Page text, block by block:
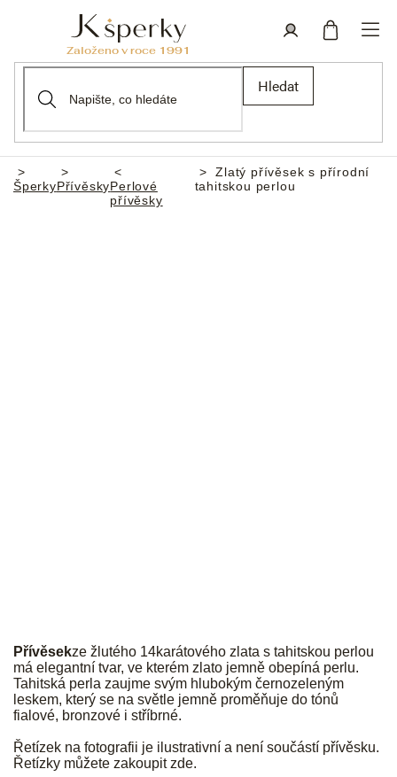
Hledat
Domů
ŠperkyPřívěskyPerlové
přívěsky
Zlatý přívěsek s přírodní
tahitskou perlou
Přívěsekze žlutého 14karátového zlata s tahitskou perlou
má elegantní tvar, ve kterém zlato jemně obepíná perlu.
Tahitská perla zaujme svým hlubokým černozeleným
leskem, který se na světle jemně proměňuje do tónů
fialové, bronzové i stříbrné.
Řetízek na fotografii je ilustrativní a není součástí přívěsku.
Řetízky můžete zakoupitzde.